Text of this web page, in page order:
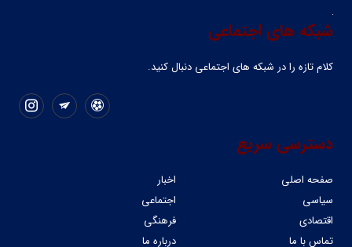
شبکه های اجتماعی
کلام تازه را در شبکه ‌های اجتماعی دنبال کنید.
دسترسی سریع
صفحه اصلی
اخبار
سیاسی
اجتماعی
اقتصادی
فرهنگی
تماس با ما
درباره ما